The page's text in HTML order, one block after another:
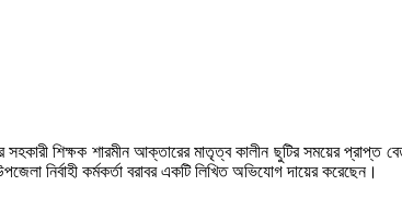
সহকারী শিক্ষক শারমীন আক্তারের মাতৃত্ব কালীন ছুটির সময়ের
নির্বাহী কর্মকর্তা বরাবর একটি লিখিত অভিযোগ দায়ের করেছেন।